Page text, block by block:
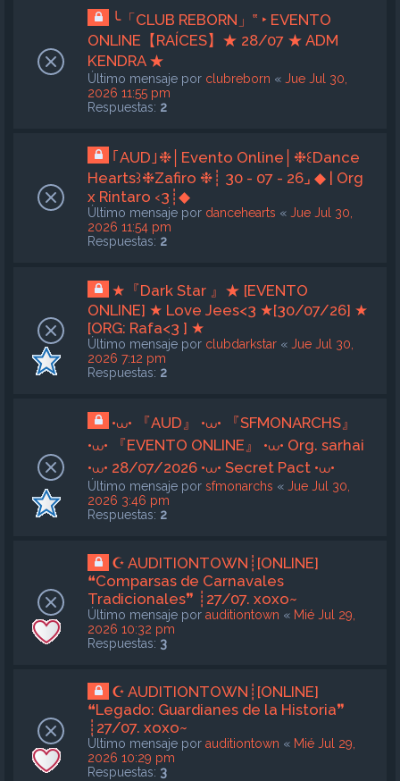
╰「CLUB REBORN」‟ ‣ EVENTO
ONLINE【RAÍCES】★ 28/07 ★ ADM
KENDRA ★
Último mensaje por clubreborn « Jue Jul 30,
2026 11:55 pm
Respuestas: 2
｢AUD｣❉│Evento Online│❉꒰Dance
Hearts꒱❉Zafiro ❉┊ 30 - 07 - 26⌟ ◆ | Org
x Rintaro ‹3┊◆
Último mensaje por dancehearts « Jue Jul 30,
2026 11:54 pm
Respuestas: 2
★『Dark Star 』★ [EVENTO
ONLINE] ★ Love Jees<3 ★[30/07/26] ★
[ORG: Rafa<3 ] ★
Último mensaje por clubdarkstar « Jue Jul 30,
2026 7:12 pm
Respuestas: 2
•⩊• 『AUD』 •⩊• 『SFMONARCHS』
•⩊• 『EVENTO ONLINE』 •⩊• Org. sarhai
•⩊• 28/07/2026 •⩊• Secret Pact •⩊•
Último mensaje por sfmonarchs « Jue Jul 30,
2026 3:46 pm
Respuestas: 2
☪ AUDITIONTOWN┊[ONLINE]
❝Comparsas de Carnavales
Tradicionales❞ ┊27/07. xoxo~
Último mensaje por auditiontown « Mié Jul 29,
2026 10:32 pm
Respuestas: 3
☪ AUDITIONTOWN┊[ONLINE]
❝Legado: Guardianes de la Historia❞
┊27/07. xoxo~
Último mensaje por auditiontown « Mié Jul 29,
2026 10:29 pm
Respuestas: 3